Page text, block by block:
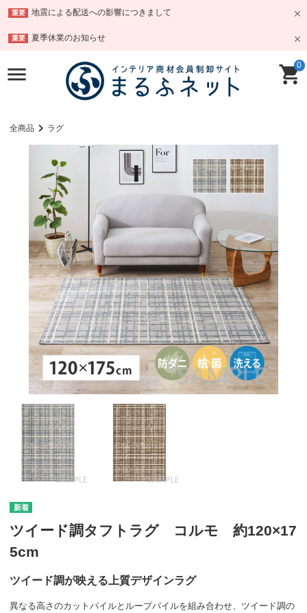
重要 地震による配送への影響につきまして
重要 夏季休業のお知らせ
0
全商品 ラグ
ツイード調タフトラグ コルモ 約120×17
5cm
ツイード調が映える上質デザインラグ
異なる高さのカットパイルとループパイルを組み合わせ、ツイード調の